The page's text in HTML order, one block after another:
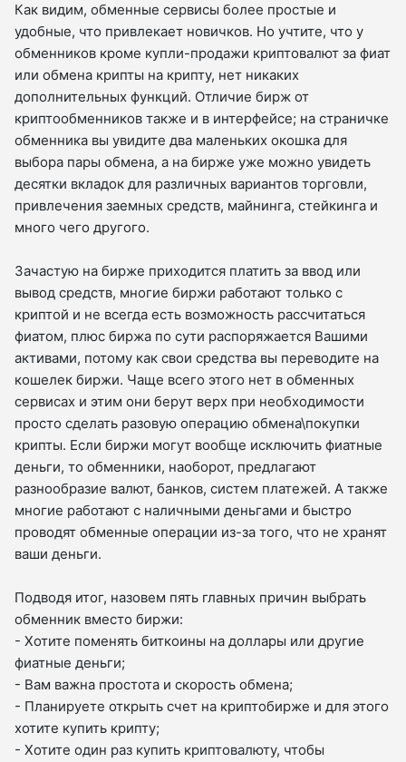
Как видим, обменные сервисы более простые и
удобные, что привлекает новичков. Но учтите, что у
обменников кроме купли-продажи криптовалют за фиат
или обмена крипты на крипту, нет никаких
дополнительных функций. Отличие бирж от
криптообменников также и в интерфейсе; на страничке
обменника вы увидите два маленьких окошка для
выбора пары обмена, а на бирже уже можно увидеть
десятки вкладок для различных вариантов торговли,
привлечения заемных средств, майнинга, стейкинга и
много чего другого.
Зачастую на бирже приходится платить за ввод или
вывод средств, многие биржи работают только с
криптой и не всегда есть возможность рассчитаться
фиатом, плюс биржа по сути распоряжается Вашими
активами, потому как свои средства вы переводите на
кошелек биржи. Чаще всего этого нет в обменных
сервисах и этим они берут верх при необходимости
просто сделать разовую операцию обмена\покупки
крипты. Если биржи могут вообще исключить фиатные
деньги, то обменники, наоборот, предлагают
разнообразие валют, банков, систем платежей. А также
многие работают с наличными деньгами и быстро
проводят обменные операции из-за того, что не хранят
ваши деньги.
Подводя итог, назовем пять главных причин выбрать
обменник вместо биржи:
- Хотите поменять биткоины на доллары или другие
фиатные деньги;
- Вам важна простота и скорость обмена;
- Планируете открыть счет на криптобирже и для этого
хотите купить крипту;
- Хотите один раз купить криптовалюту, чтобы